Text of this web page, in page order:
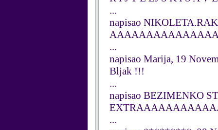
...
napisao
...
napisao Marija, 19
Bljak !!!
...
napisao BEZIMENKO
...